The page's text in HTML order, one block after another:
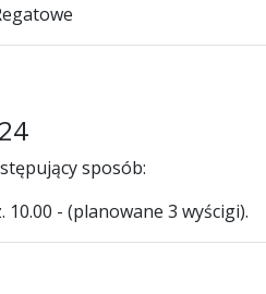
sposób:
- (planowane 3 wyścigi).